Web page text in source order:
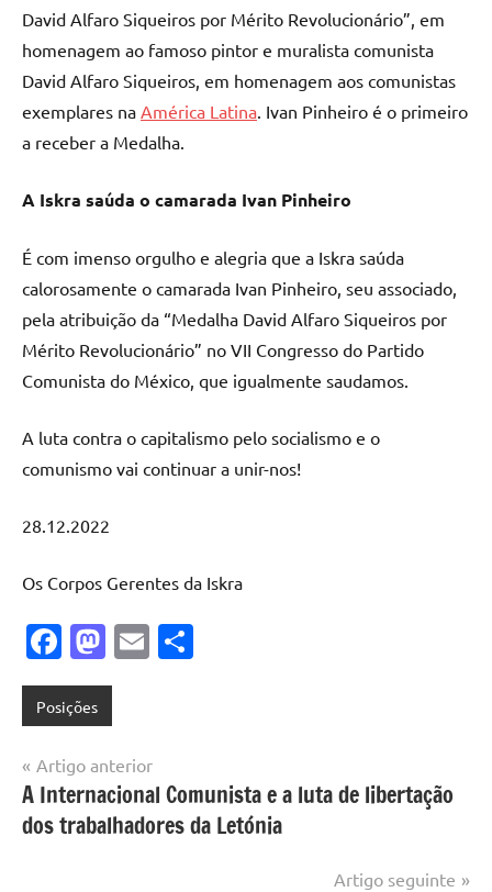
David Alfaro Siqueiros por Mérito Revolucionário”, em
homenagem ao famoso pintor e muralista comunista
David Alfaro Siqueiros, em homenagem aos comunistas
exemplares na América Latina . Ivan Pinheiro é o primeiro
a receber a Medalha.
A Iskra saúda o camarada Ivan Pinheiro
É com imenso orgulho e alegria que a Iskra saúda
calorosamente o camarada Ivan Pinheiro, seu associado,
pela atribuição da “Medalha David Alfaro Siqueiros por
Mérito Revolucionário” no VII Congresso do Partido
Comunista do México, que igualmente saudamos.
A luta contra o capitalismo pelo socialismo e o
comunismo vai continuar a unir-nos!
28.12.2022
Os Corpos Gerentes da Iskra
Facebook
Mastodon
Email
Posições
Navegação
de
artigos
Artigo anterior
A Internacional Comunista e a luta de libertação
dos trabalhadores da Letónia
Artigo seguinte